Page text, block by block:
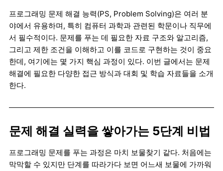
프로그래밍 문제 해결 능력(PS, Problem Solving)은 여러 분
야에서 유용하며, 특히 컴퓨터 과학과 관련된 학문이나 직무에
서 필수적이다. 문제를 푸는 데 필요한 자료 구조와 알고리즘,
그리고 제한 조건을 이해하고 이를 코드로 구현하는 것이 중요
한데, 여기에는 몇 가지 핵심 과정이 있다. 이번 글에서는 문제
해결에 필요한 다양한 접근 방식과 대회 및 학습 자료들을 소개
한다.
문제 해결 실력을 쌓아가는 5단계 비법
프로그래밍 문제를 푸는 과정은 마치 보물찾기 같다. 처음에는
막막할 수 있지만 단계를 따라가다 보면 어느새 보물에 가까워